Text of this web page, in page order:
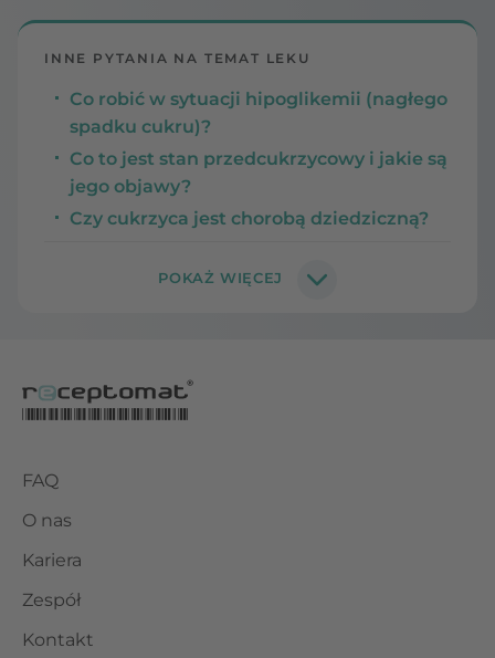
INNE PYTANIA NA TEMAT LEKU
Co robić w sytuacji hipoglikemii (nagłego
spadku cukru)?
Co to jest stan przedcukrzycowy i jakie są
jego objawy?
Czy cukrzyca jest chorobą dziedziczną?
FAQ
O nas
Kariera
Zespół
Kontakt